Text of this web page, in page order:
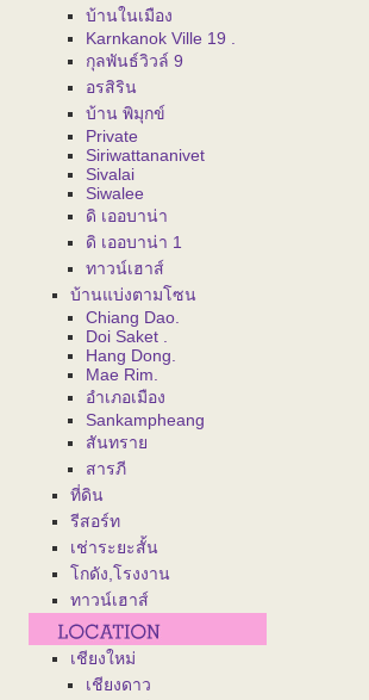
บ้านในเมือง
Karnkanok Ville 19 .
กุลพันธ์วิวล์ 9
อรสิริน
บ้าน พิมุกข์
Private
Siriwattananivet
Sivalai
Siwalee
ดิ เออบาน่า
ดิ เออบาน่า 1
ทาวน์เฮาส์
บ้านแบ่งตามโซน
Chiang Dao.
Doi Saket .
Hang Dong.
Mae Rim.
อำเภอเมือง
Sankampheang
สันทราย
สารภี
ที่ดิน
รีสอร์ท
เช่าระยะสั้น
โกดัง,โรงงาน
ทาวน์เฮาส์
เชียงใหม่
เชียงดาว